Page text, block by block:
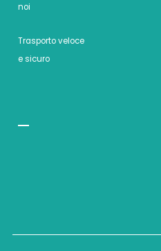
noi
Trasporto veloce
e sicuro